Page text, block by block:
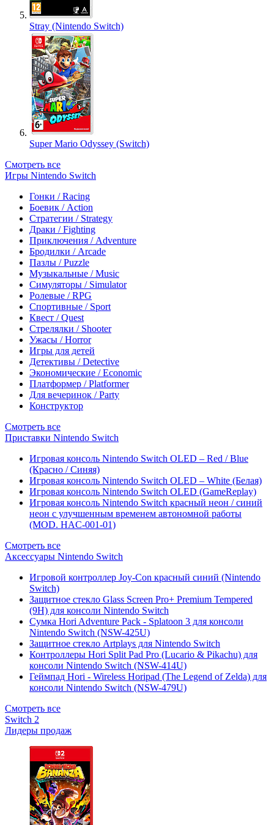
Stray (Nintendo Switch)
Super Mario Odyssey (Switch)
Смотреть все
Игры Nintendo Switch
Гонки / Racing
Боевик / Action
Стратегии / Strategy
Драки / Fighting
Приключения / Adventure
Бродилки / Arcade
Пазлы / Puzzle
Музыкальные / Music
Симуляторы / Simulator
Ролевые / RPG
Спортивные / Sport
Квест / Quest
Стрелялки / Shooter
Ужасы / Horror
Игры для детей
Детективы / Detective
Экономические / Economic
Платформер / Platformer
Для вечеринок / Party
Конструктор
Смотреть все
Приставки Nintendo Switch
Игровая консоль Nintendo Switch OLED – Red / Blue
(Красно / Синяя)
Игровая консоль Nintendo Switch OLED – White (Белая)
Игровая консоль Nintendo Switch OLED (GameReplay)
Игровая консоль Nintendo Switch красный неон / синий
неон с улучшенным временем автономной работы
(MOD. HAC-001-01)
Смотреть все
Аксессуары Nintendo Switch
Игровой контроллер Joy-Con красный синий (Nintendo
Switch)
Защитное стекло Glass Screen Pro+ Premium Tempered
(9H) для консоли Nintendo Switch
Сумка Hori Adventure Pack - Splatoon 3 для консоли
Nintendo Switch (NSW-425U)
Защитное стекло Artplays для Nintendo Switch
Контроллеры Hori Split Pad Pro (Lucario & Pikachu) для
консоли Nintendo Switch (NSW-414U)
Геймпад Hori - Wireless Horipad (The Legend of Zelda) для
консоли Nintendo Switch (NSW-479U)
Смотреть все
Switch 2
Лидеры продаж